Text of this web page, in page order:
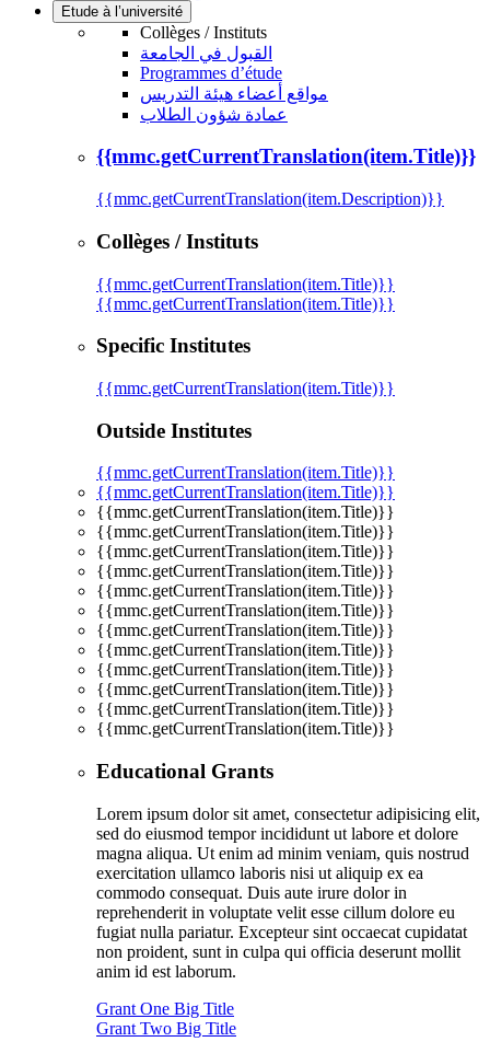
Etude à l’université
Collèges / Instituts
القبول في الجامعة
Programmes d’étude
مواقع أعضاء هيئة التدريس
عمادة شؤون الطلاب
{{mmc.getCurrentTranslation(item.Title)}}
{{mmc.getCurrentTranslation(item.Description)}}
Collèges / Instituts
{{mmc.getCurrentTranslation(item.Title)}}
{{mmc.getCurrentTranslation(item.Title)}}
Specific Institutes
{{mmc.getCurrentTranslation(item.Title)}}
Outside Institutes
{{mmc.getCurrentTranslation(item.Title)}}
{{mmc.getCurrentTranslation(item.Title)}}
{{mmc.getCurrentTranslation(item.Title)}}
{{mmc.getCurrentTranslation(item.Title)}}
{{mmc.getCurrentTranslation(item.Title)}}
{{mmc.getCurrentTranslation(item.Title)}}
{{mmc.getCurrentTranslation(item.Title)}}
{{mmc.getCurrentTranslation(item.Title)}}
{{mmc.getCurrentTranslation(item.Title)}}
{{mmc.getCurrentTranslation(item.Title)}}
{{mmc.getCurrentTranslation(item.Title)}}
{{mmc.getCurrentTranslation(item.Title)}}
{{mmc.getCurrentTranslation(item.Title)}}
{{mmc.getCurrentTranslation(item.Title)}}
Educational Grants
Lorem ipsum dolor sit amet, consectetur adipisicing elit,
sed do eiusmod tempor incididunt ut labore et dolore
magna aliqua. Ut enim ad minim veniam, quis nostrud
exercitation ullamco laboris nisi ut aliquip ex ea
commodo consequat. Duis aute irure dolor in
reprehenderit in voluptate velit esse cillum dolore eu
fugiat nulla pariatur. Excepteur sint occaecat cupidatat
non proident, sunt in culpa qui officia deserunt mollit
anim id est laborum.
Grant One Big Title
Grant Two Big Title